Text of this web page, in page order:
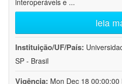
interoperáveis e ...
leia
Instituição/UF/País:
SP - Brasil
Vigência: Mon Dec 18 00:00:00